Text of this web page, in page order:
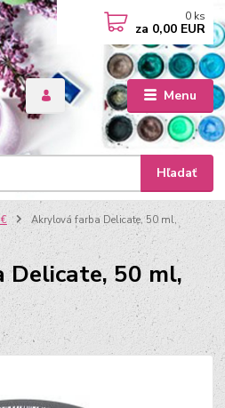
Menu
Hľadať
0 ks
za 0,00 EUR
Akrylová farba Delicate, 50 ml,
50 ml,